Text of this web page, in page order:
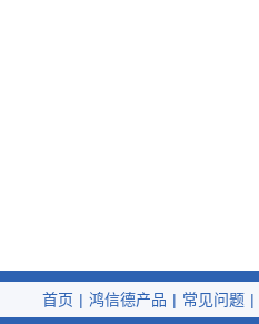
首页 | 鸿信德产品 | 常见问题 |